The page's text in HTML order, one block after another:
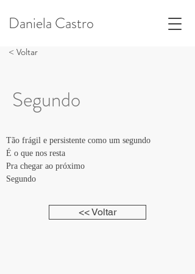
Daniela Castro
< Voltar
Segundo
Tão frágil e persistente como um segundo
É o que nos resta
Pra chegar ao próximo
Segundo
<< Voltar